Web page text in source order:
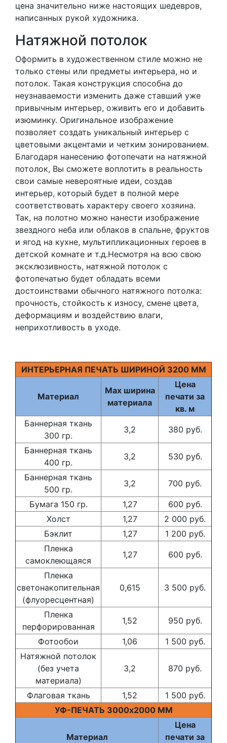
цена значительно ниже настоящих шедевров,
написанных рукой художника.
Натяжной потолок
Оформить в художественном стиле можно не
только стены или предметы интерьера, но и
потолок. Такая конструкция способна до
неузнаваемости изменить даже ставший уже
привычным интерьер, оживить его и добавить
изюминку. Оригинальное изображение
позволяет создать уникальный интерьер с
цветовыми акцентами и четким зонированием.
Благодаря нанесению фотопечати на натяжной
потолок, Вы сможете воплотить в реальность
свои самые невероятные идеи, создав
интерьер, который будет в полной мере
соответствовать характеру своего хозяина.
Так, на полотно можно нанести изображение
звездного неба или облаков в спальне, фруктов
и ягод на кухне, мультипликационных героев в
детской комнате и т.д.Несмотря на всю свою
эксклюзивность, натяжной потолок с
фотопечатью будет обладать всеми
достоинствами обычного натяжного потолка:
прочность, стойкость к износу, смене цвета,
деформациям и воздействию влаги,
неприхотливость в уходе.
ИНТЕРЬЕРНАЯ ПЕЧАТЬ ШИРИНОЙ 3200 ММ
Материал
Max ширина
материала
Цена
печати за
кв. м
Баннерная ткань
300 гр.
3,2 380 руб.
Баннерная ткань
400 гр.
3,2 530 руб.
Баннерная ткань
500 гр.
3,2 700 руб.
Бумага 150 гр. 1,27
600 руб.
Холст
1,27
2 000 руб.
Бэклит
1,27
1 200 руб.
Пленка
самоклеющаяся
1,27 600 руб.
Пленка
светонакопительная
(флуоресцентная)
0,615 3 500 руб.
Пленка
перфорированная
1,52 950 руб.
Фотообои 1,06
1 500 руб.
Натяжной потолок
(без учета
материала)
3,2 870 руб.
Флаговая ткань 1,52
1 500 руб.
УФ-ПЕЧАТЬ 3000х2000 ММ
Материал
Цена
печати за